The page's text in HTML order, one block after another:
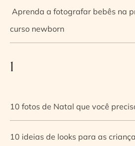
Aprenda a fotografar bebês na
curso newborn
1
10 fotos de Natal que você
10 ideias de looks para as